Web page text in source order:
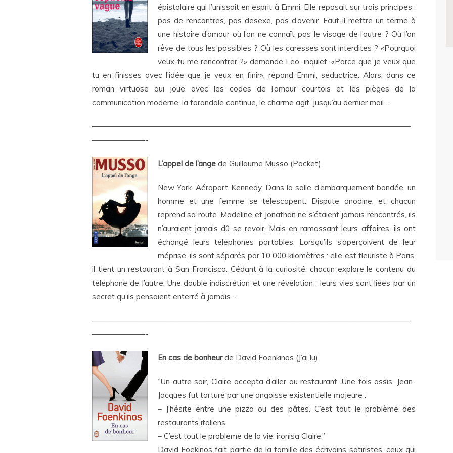
épistolaire qui l’unissait en esprit à Emmi. Elle reposait sur trois principes :
pas de rencontres, pas desexe, pas d’avenir. Faut-il mettre un terme à
une histoire d’amour où l’on ne connaît pas le visage de l’autre ? Où l’on
rêve de tous les possibles ? Où les caresses sont interdites ? «Pourquoi
veux-tu me rencontrer ?» demande Leo, inquiet. «Parce que je veux que
tu en finisses avec l’idée que je veux en finir», répond Emmi, séductrice. Alors, dans ce
roman virtuose qui joue avec les codes de l’amour courtois et les pièges de la
communication moderne, la farandole continue, le charme agit, jusqu’au dernier mail…
——————————————————————————————————————————
———————-
L’appel de l’ange de Guillaume Musso (Pocket)
New York. Aéroport Kennedy. Dans la salle d’embarquement bondée, un
homme et une femme se télescopent. Dispute anodine, et chacun
reprend sa route. Madeline et Jonathan ne s’étaient jamais rencontrés, ils
n’auraient jamais dû se revoir. Mais en ramassant leurs affaires, ils ont
échangé leurs téléphones portables. Lorsqu’ils s’aperçoivent de leur
méprise, ils sont séparés par 10 000 kilomètres : elle est fleuriste à Paris,
il tient un restaurant à San Francisco. Cédant à la curiosité, chacun explore le contenu du
téléphone de l’autre. Une double indiscrétion et une révélation : leurs vies sont liées par un
secret qu’ils pensaient enterré à jamais…
——————————————————————————————————————————
———————-
En cas de bonheurde David Foenkinos (J’ai lu)
“Un autre soir, Claire accepta d’aller au restaurant. Une fois assis, Jean-
Jacques fut torturé par une angoisse existentielle majeure :
– J’hésite entre une pizza ou des pâtes. C’est tout le problème des
restaurants italiens.
– C’est tout le problème de la vie, ironisa Claire.”
David Foekinos fait partie de la famille des écrivains satiristes, ceux qui